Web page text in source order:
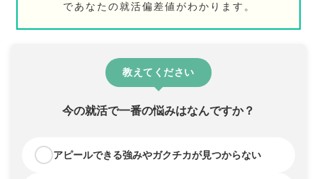
であなたの就活偏差値がわかります。